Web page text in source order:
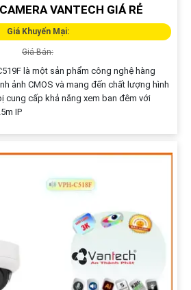
VANTECH GIÁ RẺ
Giá Khuyến Mại:
Giá Bán:
là một sản phẩm công nghệ hàng
ảnh CMOS và mang đến chất lượng hình
cung cấp khả năng xem ban đêm với
IP